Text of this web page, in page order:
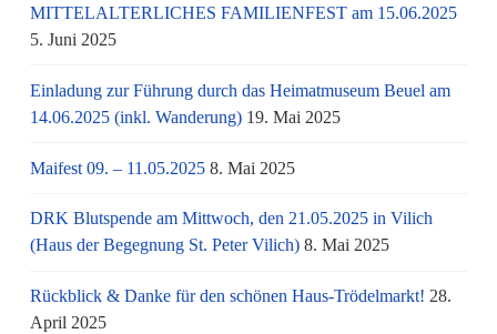
MITTELALTERLICHES FAMILIENFEST am 15.06.2025
5. Juni 2025
Einladung zur Führung durch das Heimatmuseum Beuel am
14.06.2025 (inkl. Wanderung) 19. Mai 2025
Maifest 09. – 11.05.2025 8. Mai 2025
DRK Blutspende am Mittwoch, den 21.05.2025 in Vilich
(Haus der Begegnung St. Peter Vilich) 8. Mai 2025
Rückblick & Danke für den schönen Haus-Trödelmarkt! 28.
April 2025